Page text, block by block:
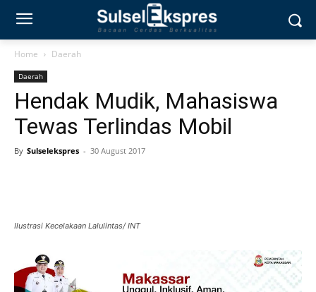
Home Daerah
Daerah
Hendak Mudik, Mahasiswa
Tewas Terlindas Mobil
By Sulselekspres - 30 August 2017
Ilustrasi Kecelakaan Lalulintas/ INT